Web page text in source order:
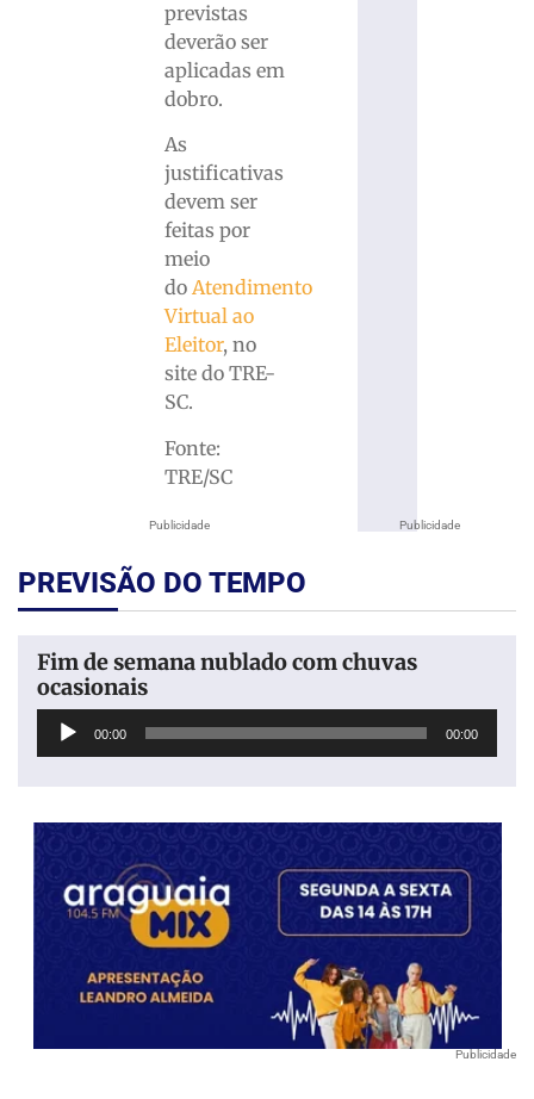
Publicidade
previstas
deverão ser
aplicadas em
dobro.
As
justificativas
devem ser
feitas por
meio
doAtendimento
Virtual ao
Eleitor, no
site do TRE-
SC.
Fonte:
TRE/SC
Publicidade
PREVISÃO DO TEMPO
Fim de semana nublado com chuvas
ocasionais
Tocador
00:00 00:00
Publicidade